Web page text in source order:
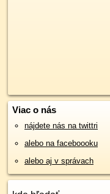
Viac o nás
nájdete nás na twittri
alebo na faceboooku
alebo aj v správach